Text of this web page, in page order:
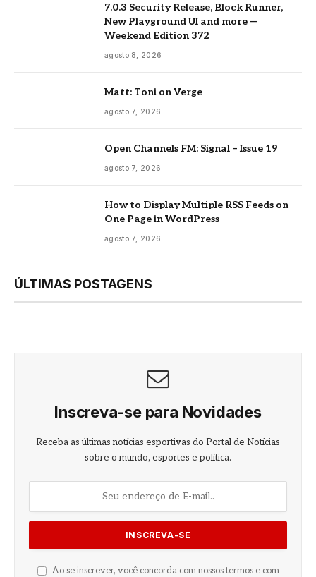
7.0.3 Security Release, Block Runner,
New Playground UI and more —
Weekend Edition 372
agosto 8, 2026
Matt: Toni on Verge
agosto 7, 2026
Open Channels FM: Signal – Issue 19
agosto 7, 2026
How to Display Multiple RSS Feeds on
One Page in WordPress
agosto 7, 2026
ÚLTIMAS POSTAGENS
Inscreva-se para Novidades
Receba as últimas notícias esportivas do Portal de Notícias
sobre o mundo, esportes e política.
Ao se inscrever, você concorda com nossos termos e com